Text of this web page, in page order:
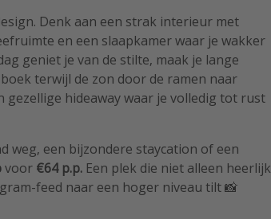
Denk aan een strak interieur met
en een slaapkamer waar je wakker
geniet je van de stilte, maak je lange
terwijl de zon door de ramen naar
gezellige hideaway waar je volledig tot rust
weg, een bijzondere staycation of een
voor €64 p.p. Een plek die niet alleen heerlijk
feed naar een hoger niveau tilt 📸